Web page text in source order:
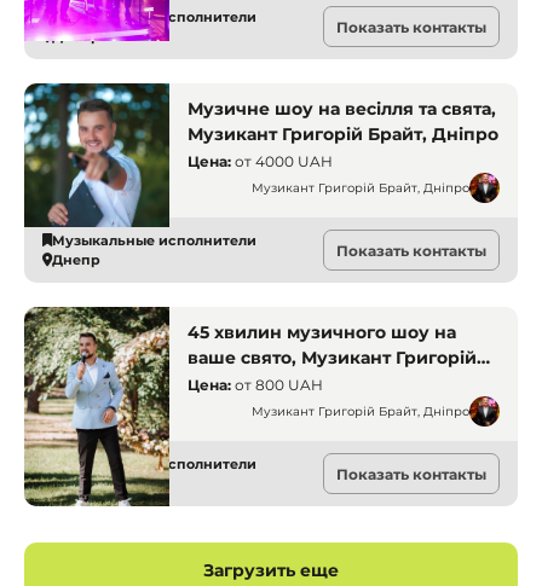
святковий настрій. Дніпро.
Музыкальные исполнители
Днепр
Показать контакты
Музичне шоу на весілля та свята,
Музикант Григорій Брайт, Дніпро
Цена: от 4000 UAH
Музикант Григорій Брайт, Дніпро
Музыкальные исполнители
Днепр
Показать контакты
45 хвилин музичного шоу на
ваше свято, Музикант Григорій
Брайт, Дніпро
Цена: от 800 UAH
Музикант Григорій Брайт, Дніпро
Музыкальные исполнители
Днепр
Показать контакты
Загрузить еще